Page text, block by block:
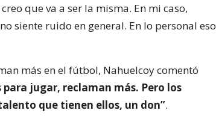
que va a ser la misma. En mi caso,
siente ruido en general. En lo personal eso
más en el fútbol, Nahuelcoy comentó
jugar, reclaman más. Pero los
que tienen ellos, un don”.